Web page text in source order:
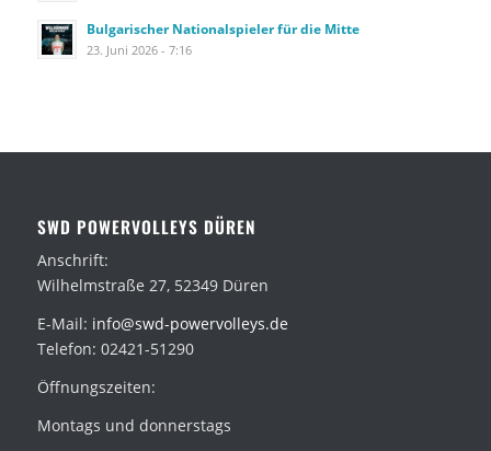
Bulgarischer Nationalspieler für die Mitte
23. Juni 2026 - 7:16
SWD POWERVOLLEYS DÜREN
Anschrift:
Wilhelmstraße 27, 52349 Düren
E-Mail: info@swd-powervolleys.de
Telefon: 02421-51290
Öffnungszeiten:
Montags und donnerstags